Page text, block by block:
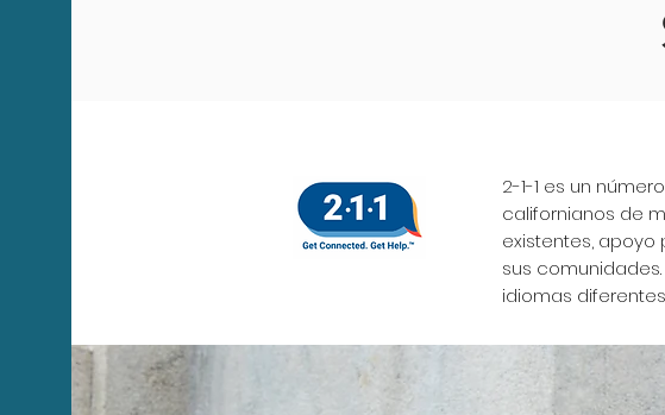
2-1-1 es un
californianos de
existentes,
sus
idiomas